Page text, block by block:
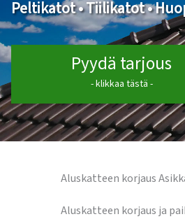
Peltikatot • Tiilikatot •
Pyydä tarjous
- klikkaa tästä -
Aluskatteen korjaus
Aluskatteen korjaus ja